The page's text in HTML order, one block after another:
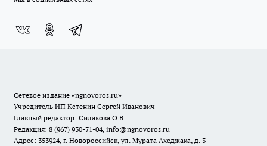
Сетевое издание «ngnovoros.ru»
Учредитель ИП Кстенин Сергей Иванович
Главный редактор: Силакова О.В.
Редакция: 8 (967) 930-71-04, info@ngnovoros.ru
Адрес: 353924, г. Новороссийск, ул. Мурата Ахеджака, д. 3